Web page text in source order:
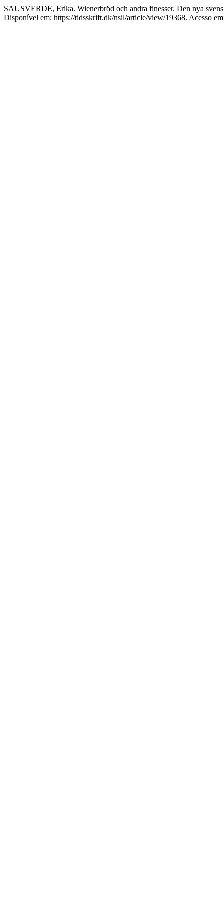
SAUSVERDE, Erika. Wienerbröd och andra finesser. Den nya
Disponível em: https://tidsskrift.dk/nsil/article/view/19368. Acesso